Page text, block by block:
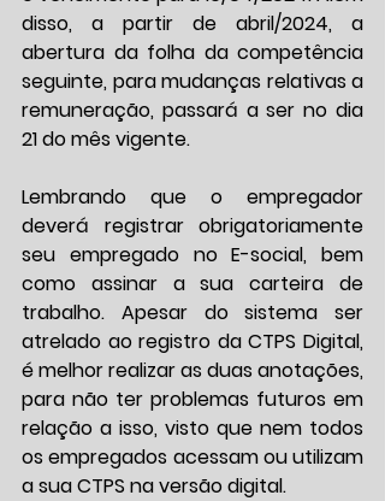
disso, a partir de abril/2024, a
abertura da folha da competência
seguinte, para mudanças relativas a
remuneração, passará a ser no dia
21 do mês vigente.
Lembrando que o empregador
deverá registrar obrigatoriamente
seu empregado no E-social, bem
como assinar a sua carteira de
trabalho. Apesar do sistema ser
atrelado ao registro da CTPS Digital,
é melhor realizar as duas anotações,
para não ter problemas futuros em
relação a isso, visto que nem todos
os empregados acessam ou utilizam
a sua CTPS na versão digital.